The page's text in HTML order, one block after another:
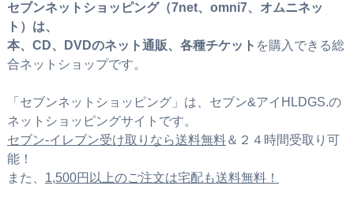
セブンネットショッピング（7net、omni7、オムニネッ
ト）は、
本、CD、DVDのネット通販、各種チケット を購入できる総
合ネットショップです。
「セブンネットショッピング」は、セブン&アイHLDGS.の
ネットショッピングサイトです。
セブン‐イレブン受け取りなら送料無料＆２４時間受取り可
能！
また、 1,500円以上のご注文は宅配も送料無料！